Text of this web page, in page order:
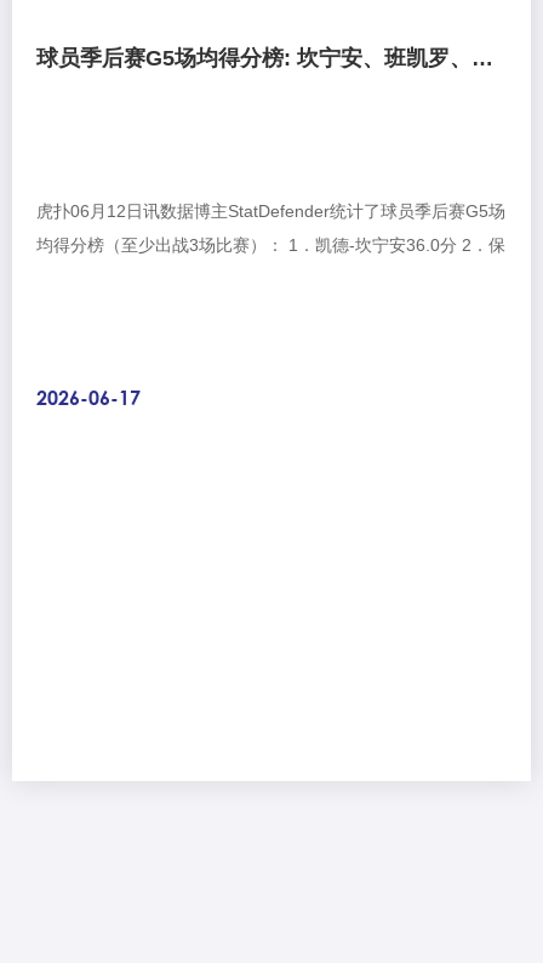
球员季后赛G5场均得分榜: 坎宁安、班凯罗、布克分列前三
虎扑06月12日讯数据博主StatDefender统计了球员季后赛G5场
均得分榜（至少出战3场比赛）： 1．凯德-坎宁安36.0分 2．保
2026-06-17